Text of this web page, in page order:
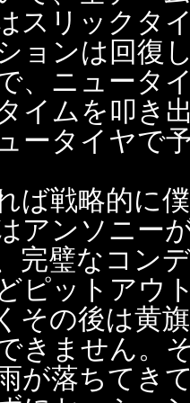
スリックタ
ョンは回復
、ニュータ
イムを叩き
ータイヤで
ば戦略的に
アンソニー
完璧なコン
ピットアウ
その後は黄
きません。
が落ちてき